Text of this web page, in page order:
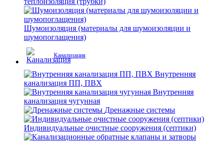
Шумоизоляция (материалы для шумоизоляции и
шумопоглащения)
Канализация
Внутренняя
канализация ПП, ПВХ
Внутренняя
канализация чугунная
Дренажные системы
Индивидуальные очистные сооружения (септики)